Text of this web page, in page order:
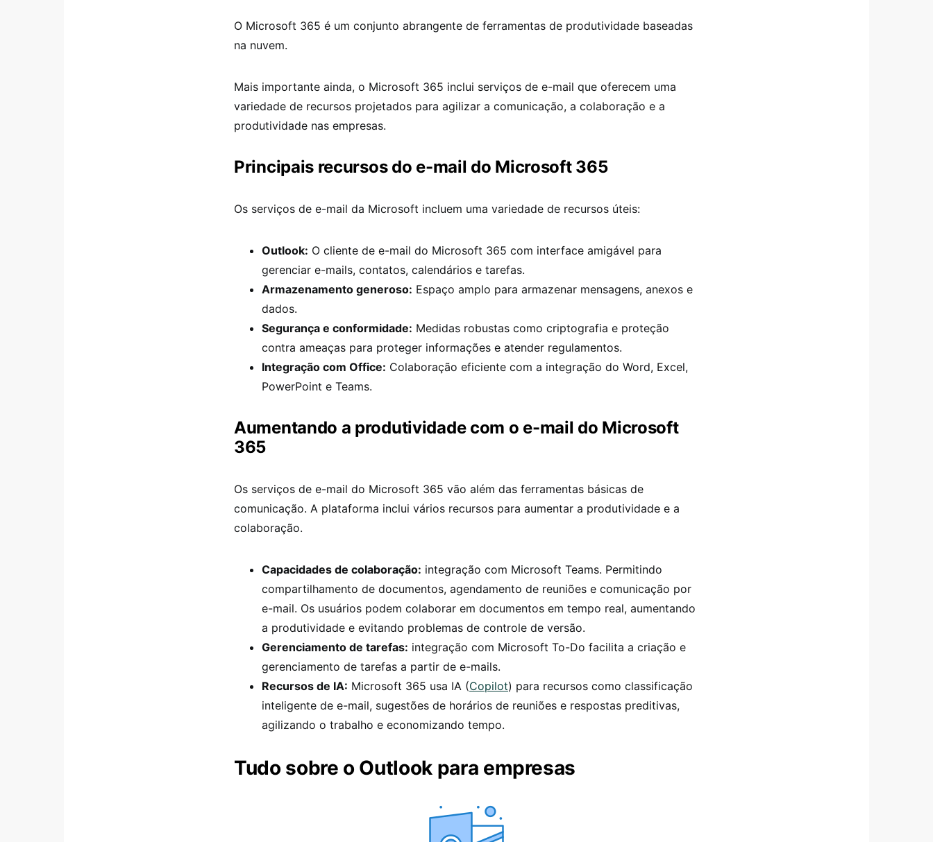
O Microsoft 365 é um conjunto abrangente de ferramentas de produtividade baseadas
na nuvem.
Mais importante ainda, o Microsoft 365 inclui serviços de e-mail que oferecem uma
variedade de recursos projetados para agilizar a comunicação, a colaboração e a
produtividade nas empresas.
Principais recursos do e-mail do Microsoft 365
Os serviços de e-mail da Microsoft incluem uma variedade de recursos úteis:
Outlook: O cliente de e-mail do Microsoft 365 com interface amigável para
gerenciar e-mails, contatos, calendários e tarefas.
Armazenamento generoso: Espaço amplo para armazenar mensagens, anexos e
dados.
Segurança e conformidade: Medidas robustas como criptografia e proteção
contra ameaças para proteger informações e atender regulamentos.
Integração com Office: Colaboração eficiente com a integração do Word, Excel,
PowerPoint e Teams.
Aumentando a produtividade com o e-mail do Microsoft
365
Os serviços de e-mail do Microsoft 365 vão além das ferramentas básicas de
comunicação. A plataforma inclui vários recursos para aumentar a produtividade e a
colaboração.
Capacidades de colaboração: integração com Microsoft Teams. Permitindo
compartilhamento de documentos, agendamento de reuniões e comunicação por
e-mail. Os usuários podem colaborar em documentos em tempo real, aumentando
a produtividade e evitando problemas de controle de versão.
Gerenciamento de tarefas: integração com Microsoft To-Do facilita a criação e
gerenciamento de tarefas a partir de e-mails.
Recursos de IA: Microsoft 365 usa IA (Copilot) para recursos como classificação
inteligente de e-mail, sugestões de horários de reuniões e respostas preditivas,
agilizando o trabalho e economizando tempo.
Tudo sobre o Outlook para empresas